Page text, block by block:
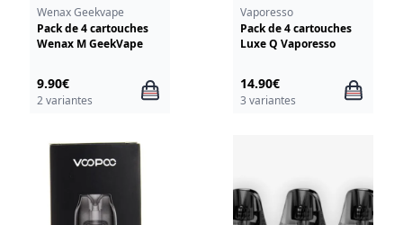
Wenax Geekvape
Pack de 4 cartouches
Wenax M GeekVape
9.90€
2 variantes
Vaporesso
Pack de 4 cartouches
Luxe Q Vaporesso
14.90€
3 variantes